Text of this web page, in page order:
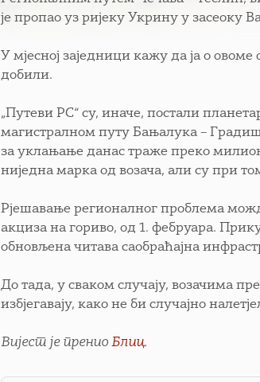
је пропао уз ријеку Укрину у засеоку
У мјесној заједници кажу да ја о
добили.
„Путеви РС“ су, иначе, постали
магистралном путу Бањалука –
за уклањање данас траже преко
ниједна марка од возача, али су при
Рјешавање регионалног проблема
акциза на гориво, од 1. фебруара.
обновљена читава саобраћајна
До тада, у сваком случају, возачима
избјегавају, како не би случајно
Вијест је прениоБлиц.